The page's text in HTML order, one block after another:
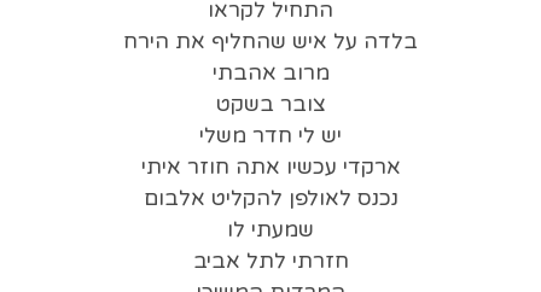
התחיל לקראו
בלדה על איש שהחליף את הירח
מרוב אהבתי
צובר בשקט
יש לי חדר משלי
ארקדי עכשיו אתה חוזר איתי
נכנס לאולפן להקליט אלבום
שמעתי לו
חזרתי לתל אביב